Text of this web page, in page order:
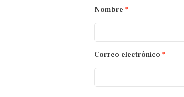
Nombre *
Correo electrónico *